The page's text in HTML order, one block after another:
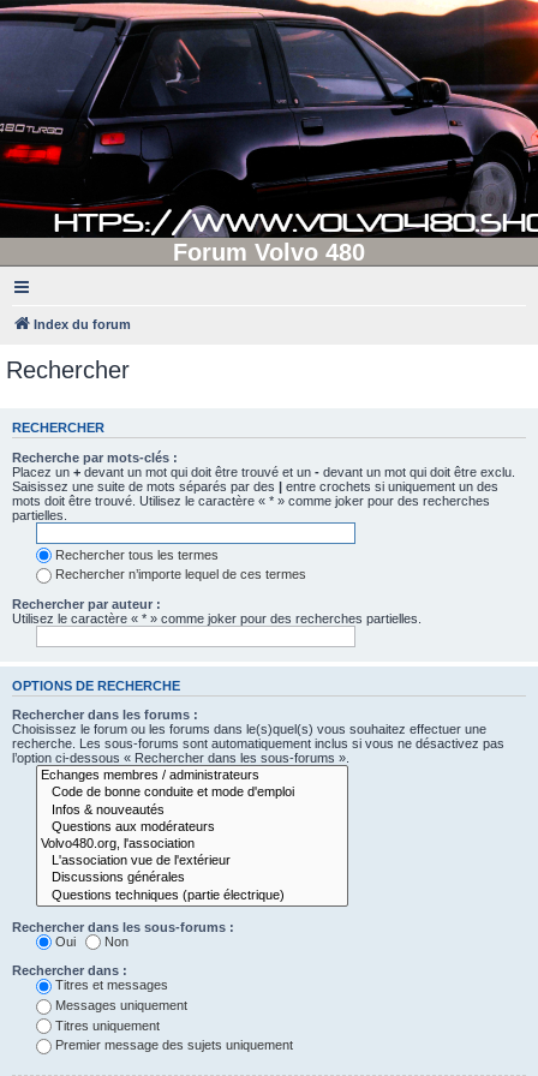
Forum Volvo 480
Index du forum
Rechercher
RECHERCHER
Recherche par mots-clés :
Placez un + devant un mot qui doit être trouvé et un - devant un mot qui doit être exclu.
Saisissez une suite de mots séparés par des | entre crochets si uniquement un des
mots doit être trouvé. Utilisez le caractère « * » comme joker pour des recherches
partielles.
Rechercher tous les termes
Rechercher n’importe lequel de ces termes
Rechercher par auteur :
Utilisez le caractère « * » comme joker pour des recherches partielles.
OPTIONS DE RECHERCHE
Rechercher dans les forums :
Choisissez le forum ou les forums dans le(s)quel(s) vous souhaitez effectuer une
recherche. Les sous-forums sont automatiquement inclus si vous ne désactivez pas
l’option ci-dessous « Rechercher dans les sous-forums ».
Rechercher dans les sous-forums :
Oui
Non
Rechercher dans :
Titres et messages
Messages uniquement
Titres uniquement
Premier message des sujets uniquement